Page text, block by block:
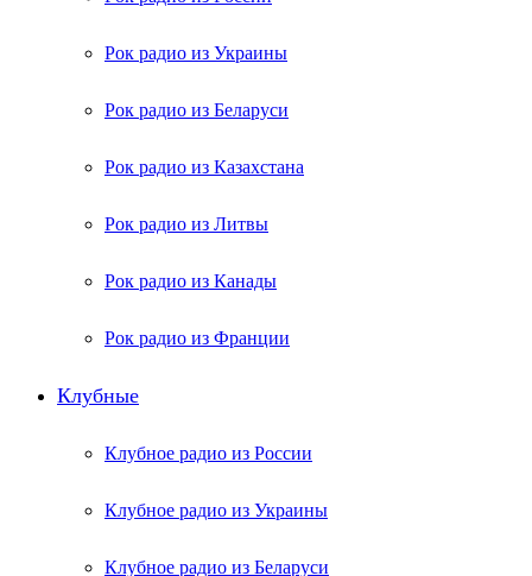
Рок радио из Украины
Рок радио из Беларуси
Рок радио из Казахстана
Рок радио из Литвы
Рок радио из Канады
Рок радио из Франции
Клубные
Клубное радио из России
Клубное радио из Украины
Клубное радио из Беларуси